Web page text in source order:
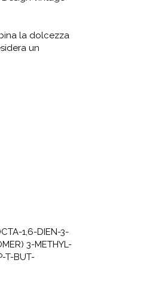
la dolcezza
un
1,6-DIEN-3-
3-METHYL-
T-BUT-